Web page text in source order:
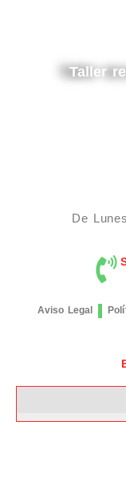
Taller
De
Aviso Legal